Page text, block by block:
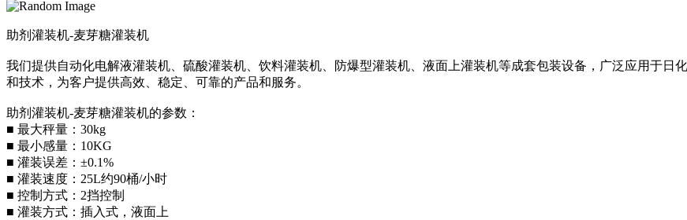
助剂灌装机-麦芽糖灌装机
我们提供自动化电解液灌装机、硫酸灌装机、饮料灌装机、防爆型灌装机、液面上灌装机等成套包装设备，广泛应用于日
和技术，为客户提供高效、稳定、可靠的产品和服务。
助剂灌装机-麦芽糖灌装机的参数：
■ 最大秤量：30kg
■ 最小感量：10KG
■ 灌装误差：±0.1%
■ 灌装速度：25L约90桶/小时
■ 控制方式：2挡控制
■ 灌装方式：插入式，液面上